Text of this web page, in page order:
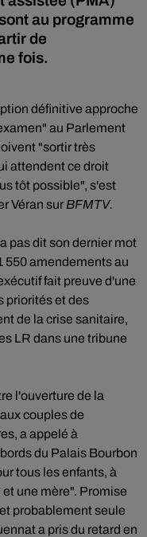
au programme
de
fois.
définitive approche
au Parlement
"sortir très
attendent ce droit
tôt possible", s'est
Véran sur BFMTV.
pas dit son dernier mot
550 amendements au
fait preuve d'une
priorités et des
de la crise sanitaire,
LR dans une tribune
l'ouverture de la
couples de
a appelé à
du Palais Bourbon
tous les enfants, à
une mère". Promise
probablement seule
a pris du retard en